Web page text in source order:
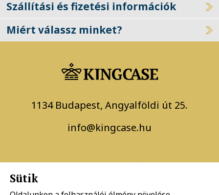
Szállítási és fizetési információk
Miért válassz minket?
1134 Budapest, Angyalföldi út 25.
info@kingcase.hu
Sütik